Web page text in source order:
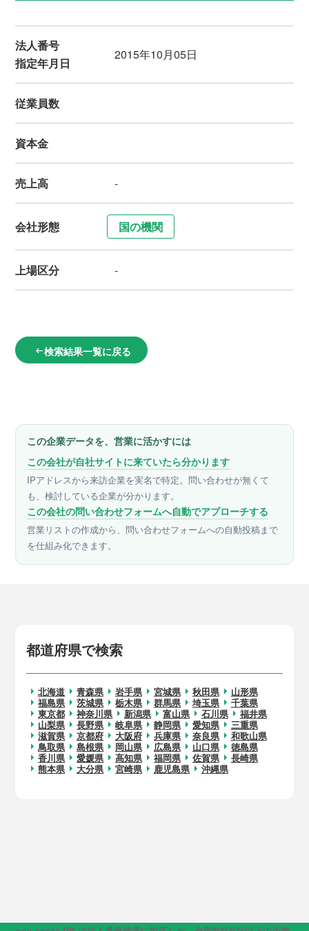
法人番号
指定年月日
2015年10月05日
従業員数
資本金
売上高 -
会社形態 国の機関
上場区分 -
arrow_left_alt検索結果一覧に戻る
この企業データを、営業に活かすには
この会社が自社サイトに来ていたら分かります
IPアドレスから来訪企業を実名で特定。問い合わせが無くて
も、検討している企業が分かります。
この会社の問い合わせフォームへ自動でアプローチする
営業リストの作成から、問い合わせフォームへの自動投稿まで
を仕組み化できます。
都道府県で検索
北海道 青森県 岩手県 宮城県 秋田県
山形県
福島県
茨城県 栃木県 群馬県 埼玉県
千葉県
東京都
神奈川県 新潟県 富山県 石川県
福井県
山梨県
長野県 岐阜県 静岡県 愛知県
三重県
滋賀県
京都府 大阪府 兵庫県 奈良県
和歌山県
鳥取県
島根県 岡山県 広島県 山口県
徳島県
香川県
愛媛県 高知県 福岡県 佐賀県
長崎県
熊本県
大分県 宮崎県 鹿児島県 沖縄県